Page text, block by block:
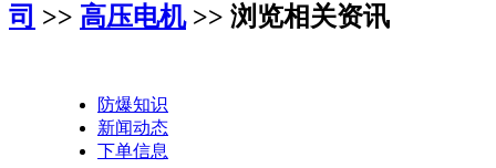
司 >> 高压电机>> 浏览相关资讯
防爆知识
新闻动态
下单信息